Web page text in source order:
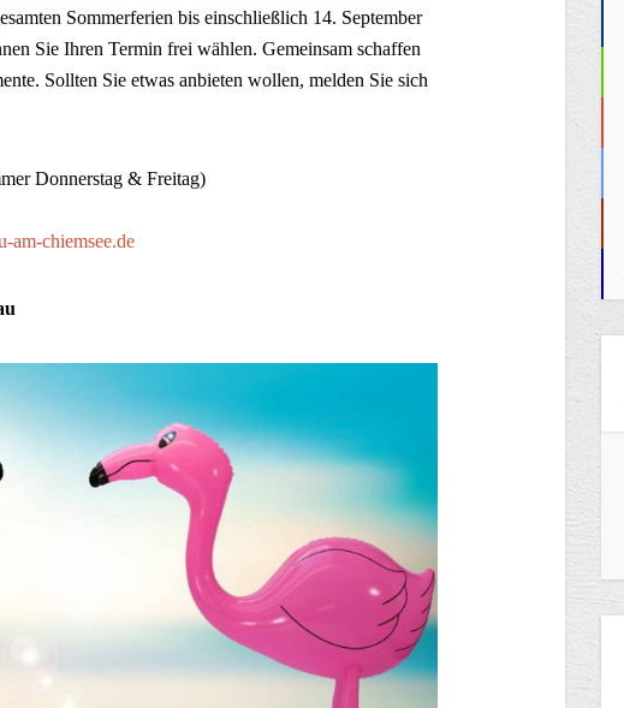
Sommerferien bis einschließlich 14. September
Sie Ihren Termin frei wählen. Gemeinsam schaffen
Sollten Sie etwas anbieten wollen, melden Sie sich
Donnerstag & Freitag)
am-chiemsee.de